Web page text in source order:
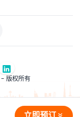
- 版权所有